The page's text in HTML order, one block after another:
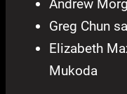
Andrew
Greg Chun
Elizabeth
Mukoda